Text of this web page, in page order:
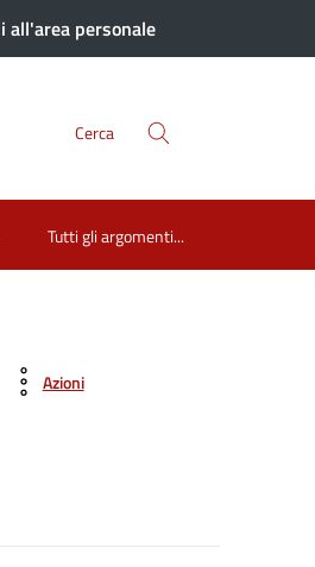
all'area personale
Cerca
Tutti gli argomenti...
Azioni